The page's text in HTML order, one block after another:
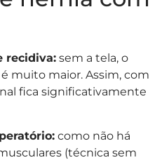
recidiva: sem a tela, o
muito maior. Assim, com
fica significativamente
como não há
(técnica sem